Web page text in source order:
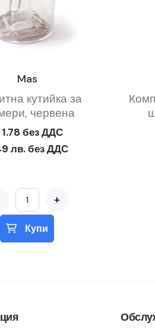
Mas
кутийка за
червена
без ДДС
лв. без ДДС
+
Купи